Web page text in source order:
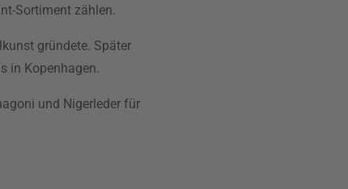
Sortiment zählen.
gründete. Später
in Kopenhagen.
und Nigerleder für